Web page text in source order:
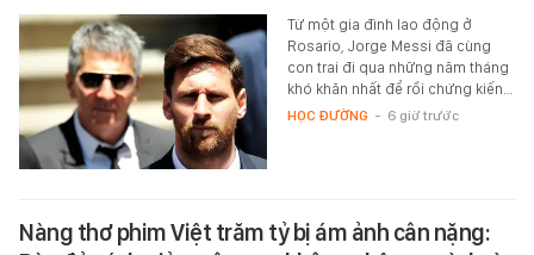
Từ một gia đình lao động ở
Rosario, Jorge Messi đã cùng
con trai đi qua những năm tháng
khó khăn nhất để rồi chứng kiến…
HỌC ĐƯỜNG - 6 giờ trước
Nàng thơ phim Việt trăm tỷ bị ám ảnh cân nặng: